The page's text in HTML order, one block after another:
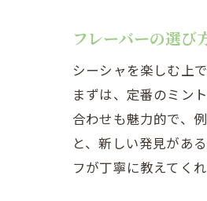
フレーバーの選び
シーシャを楽しむ上
まずは、定番のミン
合わせも魅力的で、
と、新しい発見があ
フが丁寧に教えてく